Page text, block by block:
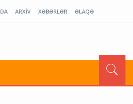
ARXİV XƏBƏRLƏR ƏLAQƏ